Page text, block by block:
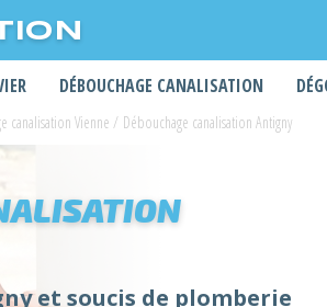
DÉBOUCHAGE CANALISATION
canalisation Vienne / Débouchage canalisation Antigny
et soucis de plomberie